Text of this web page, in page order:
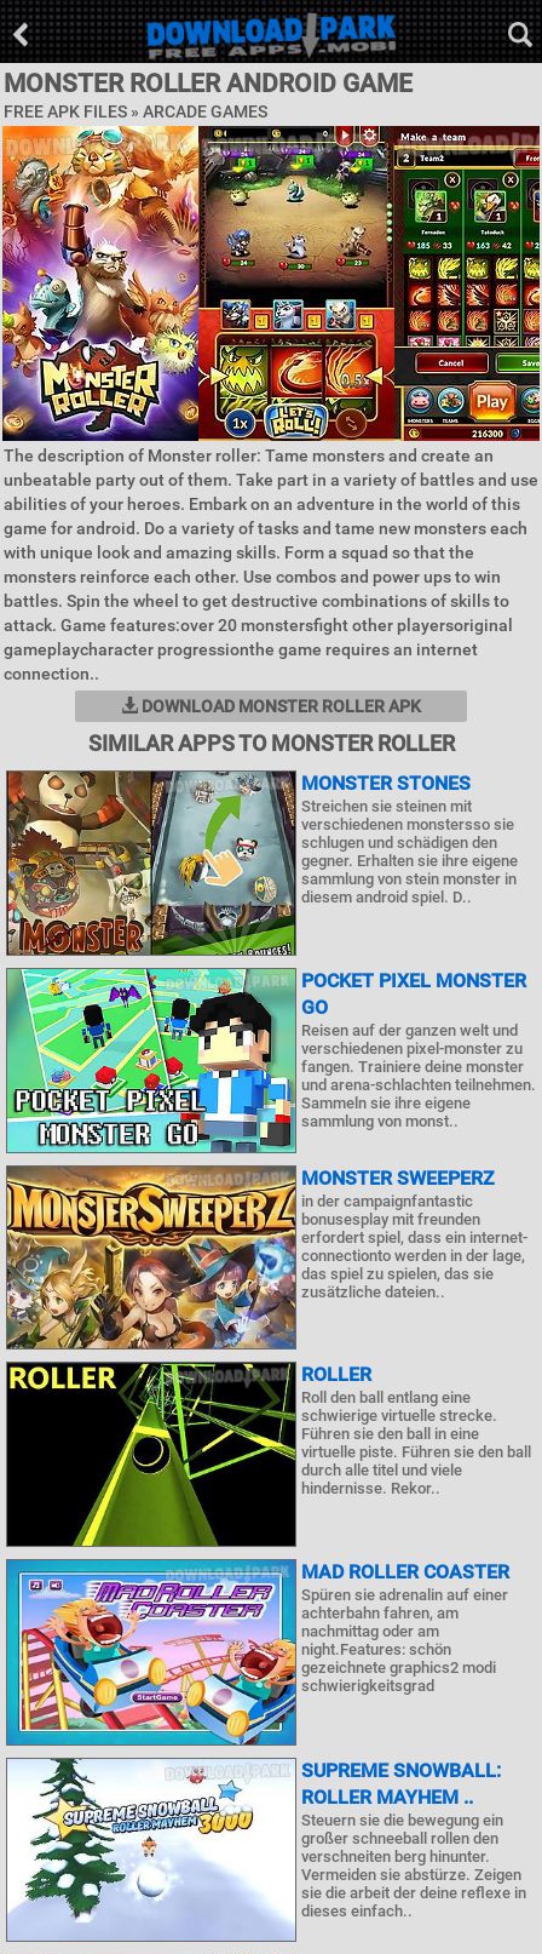
MONSTER ROLLER ANDROID GAME
FREE APK FILES » ARCADE GAMES
The description of Monster roller: Tame monsters and create an
unbeatable party out of them. Take part in a variety of battles and use
abilities of your heroes. Embark on an adventure in the world of this
game for android. Do a variety of tasks and tame new monsters each
with unique look and amazing skills. Form a squad so that the
monsters reinforce each other. Use combos and power ups to win
battles. Spin the wheel to get destructive combinations of skills to
attack. Game features:over 20 monstersfight other playersoriginal
gameplaycharacter progressionthe game requires an internet
connection..
DOWNLOAD MONSTER ROLLER APK
SIMILAR APPS TO MONSTER ROLLER
MONSTER STONES
Streichen sie steinen mit
verschiedenen monstersso sie
schlugen und schädigen den
gegner. Erhalten sie ihre eigene
sammlung von stein monster in
diesem android spiel. D..
POCKET PIXEL MONSTER
GO
Reisen auf der ganzen welt und
verschiedenen pixel-monster zu
fangen. Trainiere deine monster
und arena-schlachten teilnehmen.
Sammeln sie ihre eigene
sammlung von monst..
MONSTER SWEEPERZ
in der campaignfantastic
bonusesplay mit freunden
erfordert spiel, dass ein internet-
connectionto werden in der lage,
das spiel zu spielen, das sie
zusätzliche dateien..
ROLLER
Roll den ball entlang eine
schwierige virtuelle strecke.
Führen sie den ball in eine
virtuelle piste. Führen sie den ball
durch alle titel und viele
hindernisse. Rekor..
MAD ROLLER COASTER
Spüren sie adrenalin auf einer
achterbahn fahren, am
nachmittag oder am
night.Features: schön
gezeichnete graphics2 modi
schwierigkeitsgrad
SUPREME SNOWBALL:
ROLLER MAYHEM ..
Steuern sie die bewegung ein
großer schneeball rollen den
verschneiten berg hinunter.
Vermeiden sie abstürze. Zeigen
sie die arbeit der deine reflexe in
dieses einfach..